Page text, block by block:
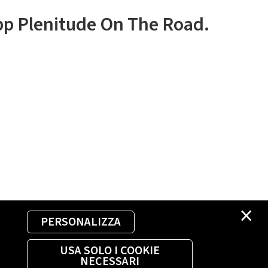
×
PERSONALIZZA
USA SOLO I COOKIE
NECESSARI
Plenitude On The Road.